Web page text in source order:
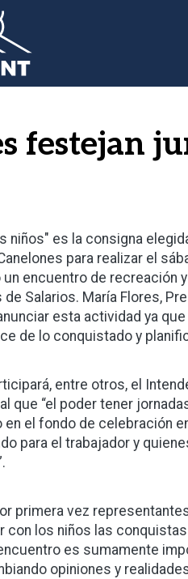
festejan
niños" es la consigna
para realizar el
encuentro de recreación
Salarios. María Flores,
esta actividad ya
de lo conquistado y
entre otros, el
que “el poder tener
el fondo de celebración
para el trabajador y
primera vez
con los niños las
es sumamente
opiniones y